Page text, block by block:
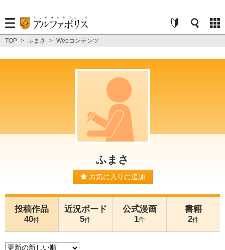
TOP > ふまさ > Webコンテンツ
ふまさ
お気に入りに追加
投稿作品
40件
近況ボード
5件
公式漫画
1件
書籍
2件